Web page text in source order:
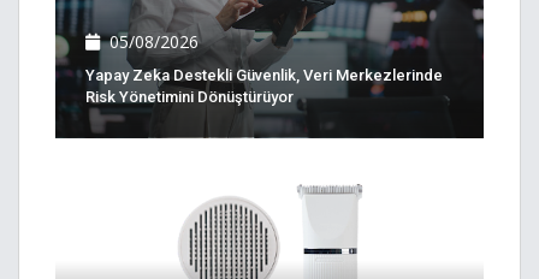
05/08/2026
Yapay Zeka Destekli Güvenlik, Veri Merkezlerinde
Risk Yönetimini Dönüştürüyor